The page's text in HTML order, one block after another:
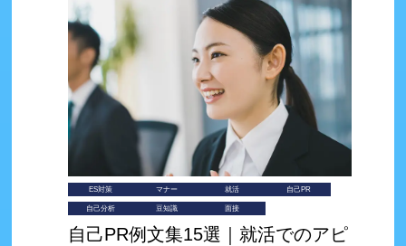
ES対策 マナー 就活 自己PR
自己分析 豆知識 面接
自己PR例文集15選｜就活でのアピ